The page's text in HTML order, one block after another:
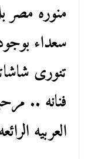
منوره مصر
سعداء
تنورى
فنانه ..
العربيه